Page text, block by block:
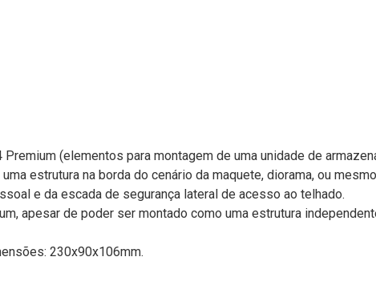
(elementos para montagem de uma unidade de
estrutura na borda do cenário da maquete, diorama, ou
e da escada de segurança lateral de acesso ao telhado.
apesar de poder ser montado como uma estrutura
230x90x106mm.